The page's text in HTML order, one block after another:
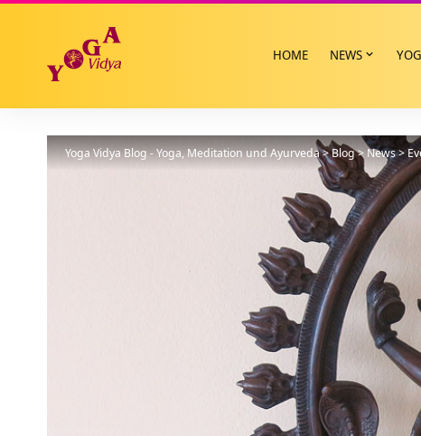
HOME NEWS
Yoga Vidya Blog - Yoga, Meditation und Ayurveda>Blog>News>